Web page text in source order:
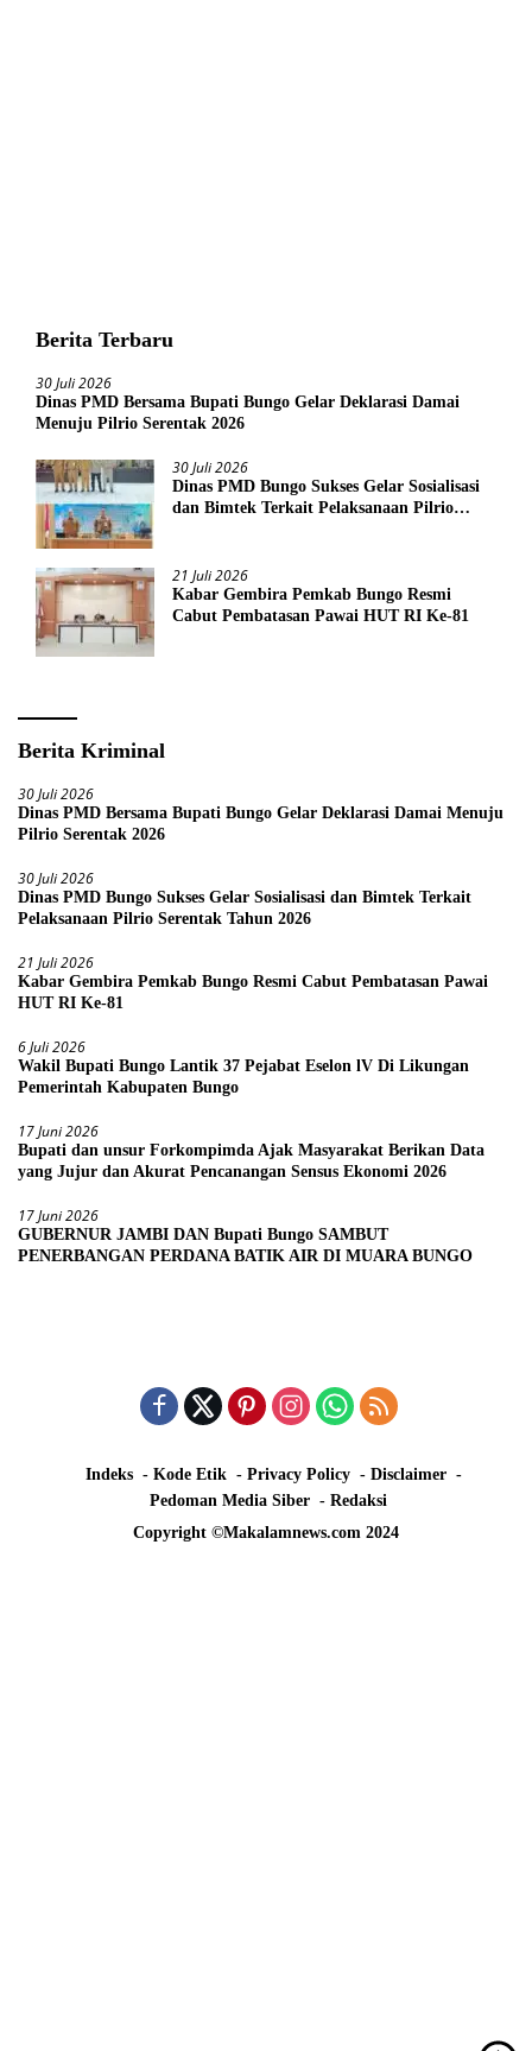
Berita Terbaru
30 Juli 2026
Dinas PMD Bersama Bupati Bungo Gelar Deklarasi Damai
Menuju Pilrio Serentak 2026
30 Juli 2026
Dinas PMD Bungo Sukses Gelar Sosialisasi
dan Bimtek Terkait Pelaksanaan Pilrio
21 Juli 2026
Kabar Gembira Pemkab Bungo Resmi
Cabut Pembatasan Pawai HUT RI Ke-81
Berita Kriminal
30 Juli 2026
Dinas PMD Bersama Bupati Bungo Gelar Deklarasi Damai Menuju
Pilrio Serentak 2026
30 Juli 2026
Dinas PMD Bungo Sukses Gelar Sosialisasi dan Bimtek Terkait
Pelaksanaan Pilrio Serentak Tahun 2026
21 Juli 2026
Kabar Gembira Pemkab Bungo Resmi Cabut Pembatasan Pawai
HUT RI Ke-81
6 Juli 2026
Wakil Bupati Bungo Lantik 37 Pejabat Eselon lV Di Likungan
Pemerintah Kabupaten Bungo
17 Juni 2026
Bupati dan unsur Forkompimda Ajak Masyarakat Berikan Data
yang Jujur dan Akurat Pencanangan Sensus Ekonomi 2026
17 Juni 2026
GUBERNUR JAMBI DAN Bupati Bungo SAMBUT
PENERBANGAN PERDANA BATIK AIR DI MUARA BUNGO
Indeks Kode Etik Privacy Policy
Disclaimer
Pedoman Media Siber
Redaksi
Copyright ©Makalamnews.com 2024